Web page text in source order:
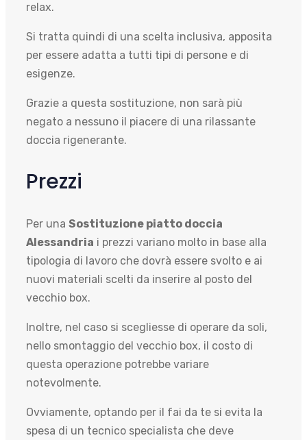
relax.
Si tratta quindi di una scelta inclusiva, apposita
per essere adatta a tutti tipi di persone e di
esigenze.
Grazie a questa sostituzione, non sarà più
negato a nessuno il piacere di una rilassante
doccia rigenerante.
Prezzi
Per una Sostituzione piatto doccia
Alessandria i prezzi variano molto in base alla
tipologia di lavoro che dovrà essere svolto e ai
nuovi materiali scelti da inserire al posto del
vecchio box.
Inoltre, nel caso si scegliesse di operare da soli,
nello smontaggio del vecchio box, il costo di
questa operazione potrebbe variare
notevolmente.
Ovviamente, optando per il fai da te si evita la
spesa di un tecnico specialista che deve